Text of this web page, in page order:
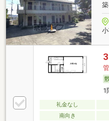
1
礼金なし
南向き